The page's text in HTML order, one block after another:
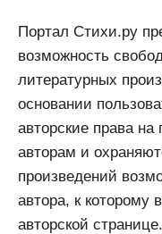
Портал Стихи.ру
возможность
литературных
основании
авторские права
авторам и
произведений
автора, к которому
авторской странице.